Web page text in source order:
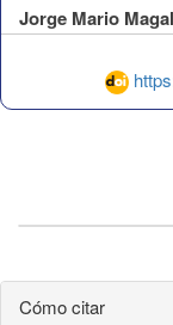
Jorge Mario
Cómo citar